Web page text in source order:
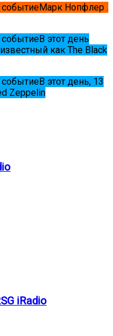
Марк Нопфлер .
В этот день
как The Black
В этот день, 13
Zeppelin
iRadio